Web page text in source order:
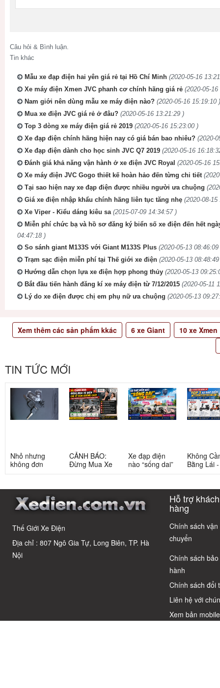
Câu hỏi & Bình luận.
Tin khác
Mẫu xe đạp điện hai yên giá rẻ tại Hồ Chí Minh (2020-05-16
Xe máy điện Xmen JVC phanh cơ chính hãng giá rẻ (2020-05-
Nam giới nên dùng mẫu xe máy điện nào? (2020-05-16 15:19:10 )
Mua xe điện JVC giá rẻ ở đâu? (2020-05-16 13:21:29 )
Top 3 dòng xe máy điện giá rẻ 2019 (2020-05-16 15:23:00 )
Xe đạp điện chính hãng hiện nay có giá bán bao nhiêu? (2020-
Xe đạp điện dành cho học sinh JVC Q7 2019 (2020-05-16
Đánh giá khả năng vận hành ở xe điện JVC Royal (2020-05-16
Xe máy điện JVC Gogo thiết kế hoàn hảo đến từng chi tiết
Tại sao hiện nay xe đạp điện được nhiều người ưa chuộng
Giá xe điện nhập khẩu chính hãng liên tục tăng nhẹ (2020-08-15
Xe Viper - Kiểu dáng kiêu sa (2015-07-09 14:34:57 )
Miễn phí chức bạ và hồ sơ đăng ký biển số xe điện đến hết
04:47:18 )
So sánh giant M133S với Giant M133S Plus (2020-05-13 08:46:09
Trạm sạc điện miễn phí tại Thế giới xe điện (2020-05-13
Hướng dẫn chọn lựa xe điện hợp phong thủy (2020-05-13
Bắt đầu tiến hành đăng kí xe máy điện từ 7/12/2015 (2020-05-11
Lý do xe điện được chị em phụ nữ ưa chuộng (2020-05-13
Xem thêm các sản phẩm kkác 6xe Giant 10xe Xmen
TIN TỨC MỚI
Nhỏ nhưng
không đơn
giản: Sự thật
học sinh cấp 2
CẢNH BÁO:
Đừng Mua Xe
Điện Chỉ Vì
Cáo! 5 Bẫy
Quyết Chọn Xe
Chuẩn Chỉnh
Xe đạp điện
nào “sống dai”
nhất sau 5
có câu trả lời
Không
Bằng Lái
3 Xe Đạp
Cho Học
Thế Giới Xe Điện
Địa chỉ : 807 Ngô Gia Tự, Long Biên, TP. Hà
Nội
Hỗ trợ khách
hàng
Chính sách vận
chuyển
Chính sách bảo
hành
Chính sách đổi
Liên hệ với
Xem bản